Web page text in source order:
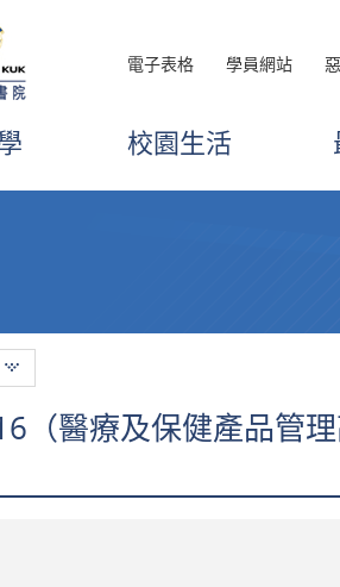
電子表格 學員網站
校園生活
醫療及保健產品管理